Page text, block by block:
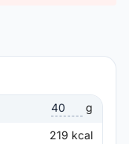
g
219 kcal